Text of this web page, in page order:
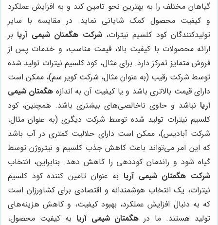
گیاهان مختلف را به بهترین نحو تامین کند و به افزایش عملکرد
و کیفیت محصول کمک شایانی نماید. در مقایسه با سایر
تولیدکنندگان کود کلسیم نیترات،شرکت هگمتان شیمی آریابر
ارائه محصولات با کیفیت بالا، قیمت مناسب، و خدمات پس از
فروش متمایز تمرکز دارد. برای مثال، کود کلسیم نیترات تولید شده
توسط شرکت رقیب (به عنوان مثال، شرکت کویر سم)، ممکن است
دارای قیمت بالاتری باشد و یا کیفیت آن به اندازه هگمتان شیمی
آریا نباشد و حاوی ناخالصی‌های بیشتری باشد. همچنین، کود
کلسیم نیترات تولید شده توسط شرکت دیگری (به عنوان مثال،
شرکت آبادیس)، ممکن است دارای حلالیت کمتری در آب باشد
که این امر می‌تواند باعث کاهش جذب کلسیم و نیتروژن توسط
گیاه شود و راندمان کوددهی را کاهش دهد. بنابراین، انتخاب
شرکت هگمتان شیمی آریا به عنوان تامین کننده کود کلسیم
نیترات، یک انتخاب هوشمندانه و اقتصادی برای کشاورزان است
که به دنبال افزایش عملکرد، بهبود کیفیت، و کاهش هزینه‌های
تولید هستند. ما در هگمتان شیمی آریا به کیفیت محصول،